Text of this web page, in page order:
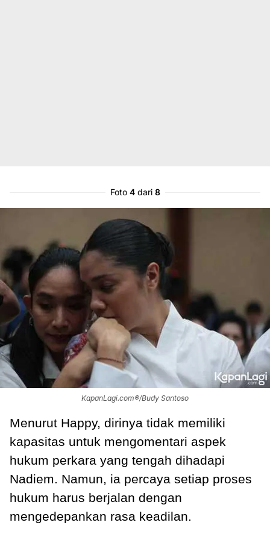
Foto 4dari 8
KapanLagi.com®/Budy Santoso
Menurut Happy, dirinya tidak memiliki
kapasitas untuk mengomentari aspek
hukum perkara yang tengah dihadapi
Nadiem. Namun, ia percaya setiap proses
hukum harus berjalan dengan
mengedepankan rasa keadilan.